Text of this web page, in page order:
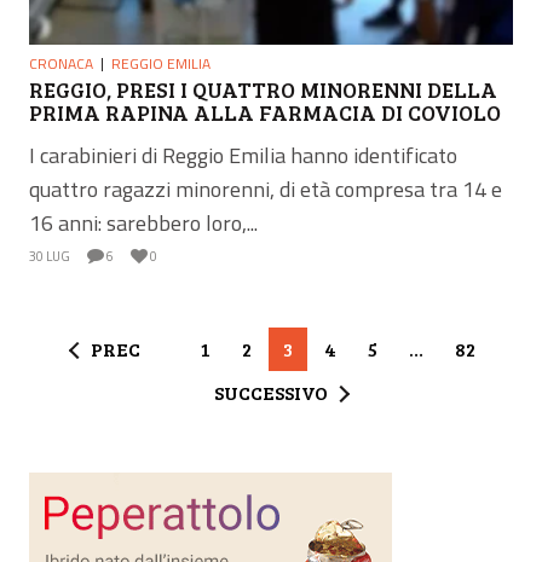
CRONACA REGGIO EMILIA
REGGIO, PRESI I QUATTRO MINORENNI DELLA
PRIMA RAPINA ALLA FARMACIA DI COVIOLO
I carabinieri di Reggio Emilia hanno identificato
quattro ragazzi minorenni, di età compresa tra 14 e
16 anni: sarebbero loro,...
30 LUG 6 0
PREC 1 2 3 4 5 …
82
SUCCESSIVO